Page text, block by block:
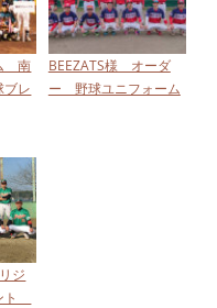
南
レ
BEEZATS様 オーダ
ー 野球ユニフォーム
ジ
ト